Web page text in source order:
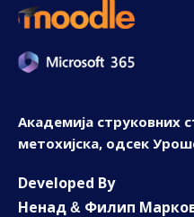
Академија струковних
метохијска, одсек
Developed By
Ненад & Филип